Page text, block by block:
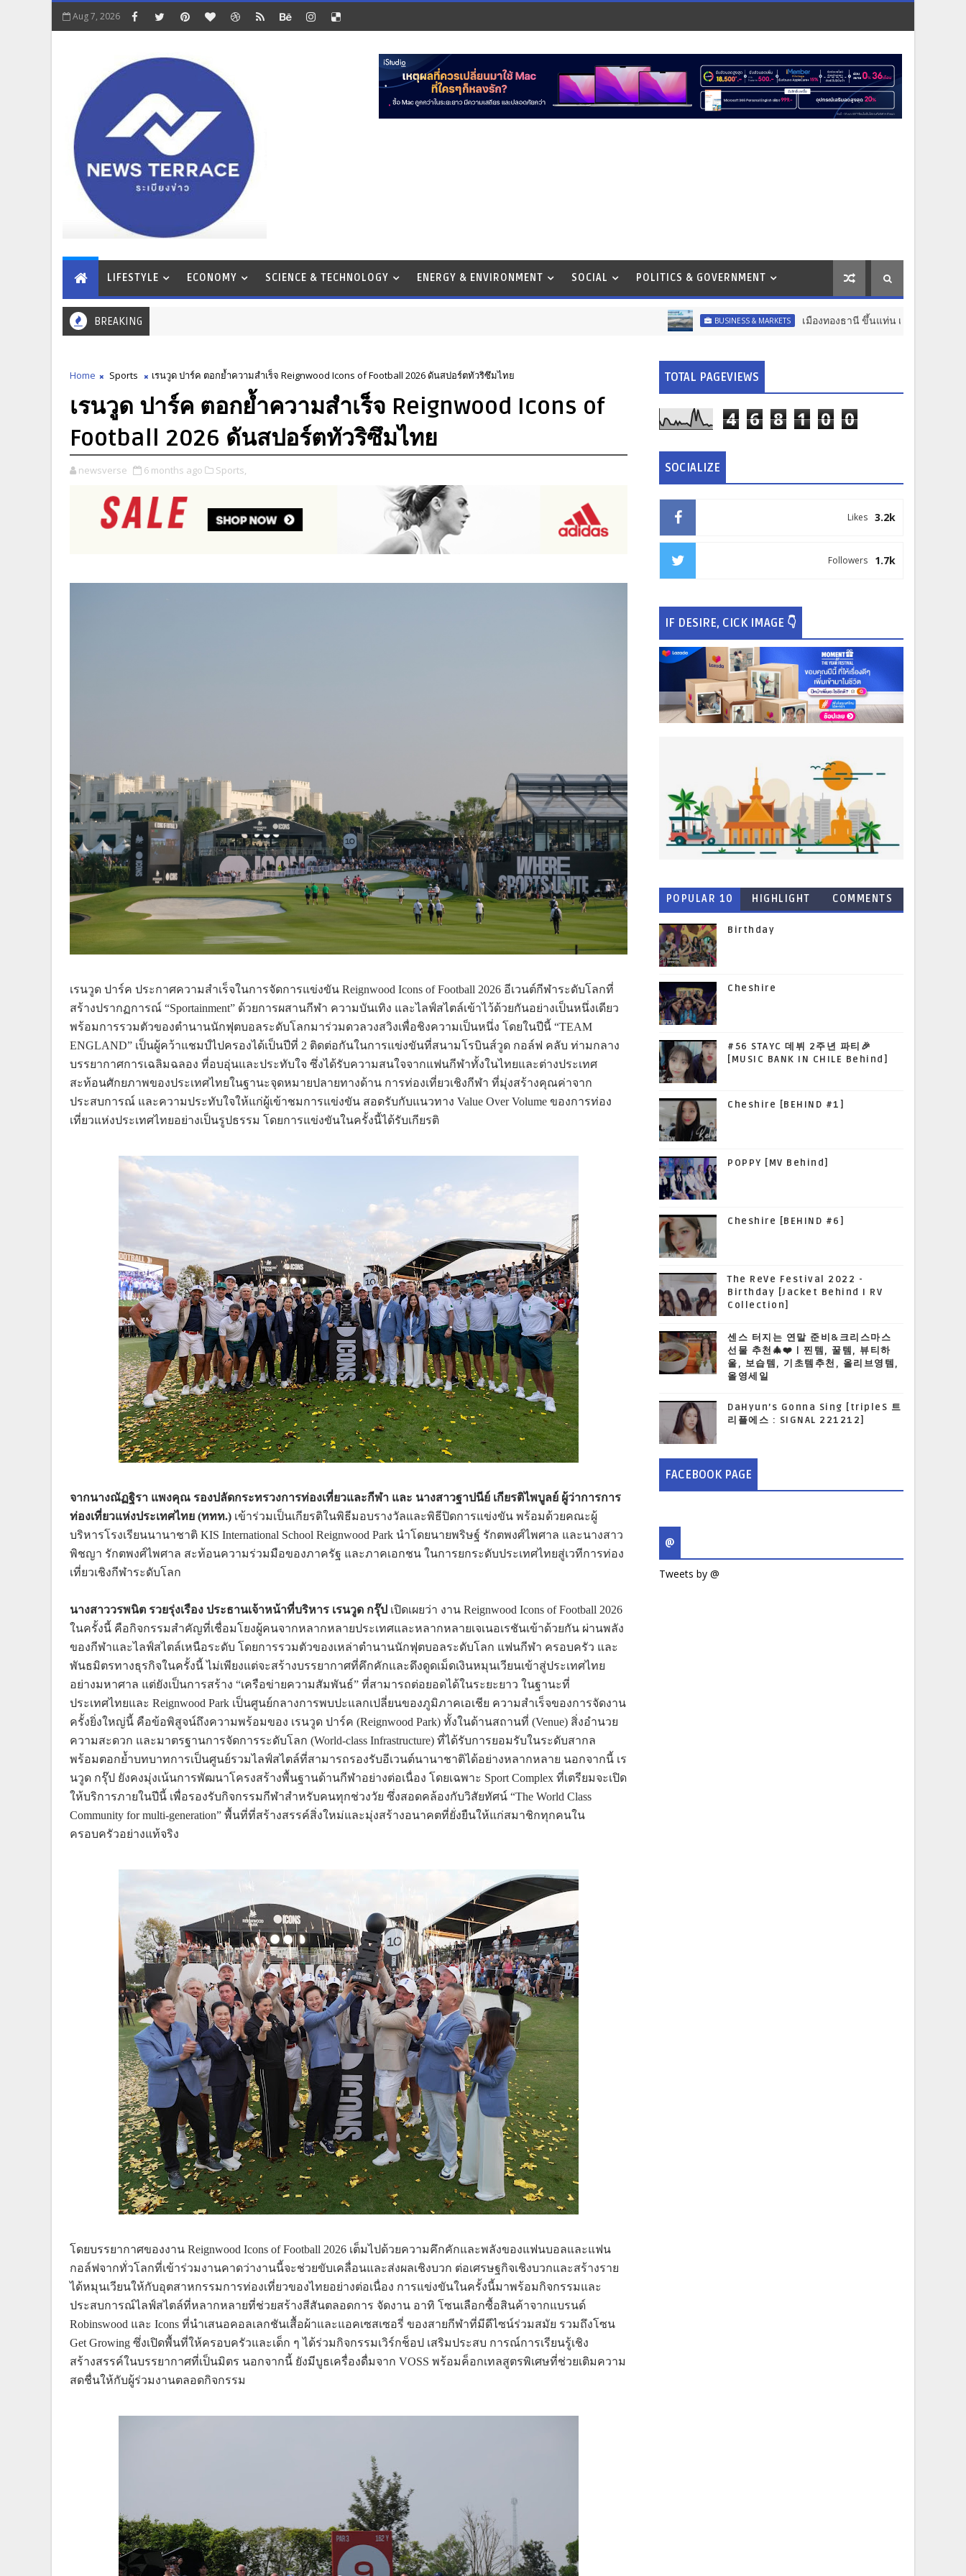
Aug 7, 2026
LIFESTYLE ECONOMY SCIENCE & TECHNOLOGY ENERGY & ENVIRONMENT SOCIAL POLITICS & GOVERNMENT
BREAKING BUSINESS & MARKETS เมืองทองธานี ขึ้นแท่น เขตส่งเสริมเมืองอัจฉริยะ
Home Sports เรนวูด ปาร์ค ตอกย้ำความสำเร็จ Reignwood Icons of Football 2026 ดันสปอร์ตทัวริซึมไทย
เรนวูด ปาร์ค ตอกย้ำความสำเร็จ Reignwood Icons of
Football 2026 ดันสปอร์ตทัวริซึมไทย
newsverse 6 months ago Sports,
เรนวูด ปาร์ค ประกาศความสำเร็จในการจัดการแข่งขัน Reignwood Icons of Football 2026 อีเวนต์กีฬาระดับโลกที่
สร้างปรากฏการณ์ “Sportainment” ด้วยการผสานกีฬา ความบันเทิง และไลฟ์สไตล์เข้าไว้ด้วยกันอย่างเป็นหนึ่งเดียว
พร้อมการรวมตัวของตำนานนักฟุตบอลระดับโลกมาร่วมดวลวงสวิงเพื่อชิงความเป็นหนึ่ง โดยในปีนี้ “TEAM
ENGLAND” เป็นผู้คว้าแชมป์ไปครองได้เป็นปีที่ 2 ติดต่อกันในการแข่งขันที่สนามโรบินส์วูด กอล์ฟ คลับ ท่ามกลาง
บรรยากาศการเฉลิมฉลอง ที่อบอุ่นและประทับใจ ซึ่งได้รับความสนใจจากแฟนกีฬาทั้งในไทยและต่างประเทศ
สะท้อนศักยภาพของประเทศไทยในฐานะจุดหมายปลายทางด้าน การท่องเที่ยวเชิงกีฬา ที่มุ่งสร้างคุณค่าจาก
ประสบการณ์ และความประทับใจให้แก่ผู้เข้าชมการแข่งขัน สอดรับกับแนวทาง Value Over Volume ของการท่อง
เที่ยวแห่งประเทศไทยอย่างเป็นรูปธรรม โดยการแข่งขันในครั้งนี้ได้รับเกียรติ
จากนางณัฏฐิรา แพงคุณ รองปลัดกระทรวงการท่องเที่ยวและกีฬา และ นางสาวฐาปนีย์ เกียรติไพบูลย์ ผู้ว่าการการ
ท่องเที่ยวแห่งประเทศไทย (ททท.) เข้าร่วมเป็นเกียรติในพิธีมอบรางวัลและพิธีปิดการแข่งขัน พร้อมด้วยคณะผู้
บริหารโรงเรียนนานาชาติ KIS International School Reignwood Park นำโดยนายพริษฐ์ รักตพงศ์ไพศาล และนางสาว
พิชญา รักตพงศ์ไพศาล สะท้อนความร่วมมือของภาครัฐ และภาคเอกชน ในการยกระดับประเทศไทยสู่เวทีการท่อง
เที่ยวเชิงกีฬาระดับโลก
นางสาววรพนิต รวยรุ่งเรือง ประธานเจ้าหน้าที่บริหาร เรนวูด กรุ๊ป เปิดเผยว่า งาน Reignwood Icons of Football 2026
ในครั้งนี้ คือกิจกรรมสำคัญที่เชื่อมโยงผู้คนจากหลากหลายประเทศและหลากหลายเจเนอเรชันเข้าด้วยกัน ผ่านพลัง
ของกีฬาและไลฟ์สไตล์เหนือระดับ โดยการรวมตัวของเหล่าตำนานนักฟุตบอลระดับโลก แฟนกีฬา ครอบครัว และ
พันธมิตรทางธุรกิจในครั้งนี้ ไม่เพียงแต่จะสร้างบรรยากาศที่คึกคักและดึงดูดเม็ดเงินหมุนเวียนเข้าสู่ประเทศไทย
อย่างมหาศาล แต่ยังเป็นการสร้าง “เครือข่ายความสัมพันธ์” ที่สามารถต่อยอดได้ในระยะยาว ในฐานะที่
ประเทศไทยและ Reignwood Park เป็นศูนย์กลางการพบปะแลกเปลี่ยนของภูมิภาคเอเชีย ความสำเร็จของการจัดงาน
ครั้งยิ่งใหญ่นี้ คือข้อพิสูจน์ถึงความพร้อมของ เรนวูด ปาร์ค (Reignwood Park) ทั้งในด้านสถานที่ (Venue) สิ่งอำนวย
ความสะดวก และมาตรฐานการจัดการระดับโลก (World-class Infrastructure) ที่ได้รับการยอมรับในระดับสากล
พร้อมตอกย้ำบทบาทการเป็นศูนย์รวมไลฟ์สไตล์ที่สามารถรองรับอีเวนต์นานาชาติได้อย่างหลากหลาย นอกจากนี้ เร
นวูด กรุ๊ป ยังคงมุ่งเน้นการพัฒนาโครงสร้างพื้นฐานด้านกีฬาอย่างต่อเนื่อง โดยเฉพาะ Sport Complex ที่เตรียมจะเปิด
ให้บริการภายในปีนี้ เพื่อรองรับกิจกรรมกีฬาสำหรับคนทุกช่วงวัย ซึ่งสอดคล้องกับวิสัยทัศน์ “The World Class
Community for multi-generation” พื้นที่ที่สร้างสรรค์สิ่งใหม่และมุ่งสร้างอนาคตที่ยั่งยืนให้แก่สมาชิกทุกคนใน
ครอบครัวอย่างแท้จริง
โดยบรรยากาศของงาน Reignwood Icons of Football 2026 เต็มไปด้วยความคึกคักและพลังของแฟนบอลและแฟน
กอล์ฟจากทั่วโลกที่เข้าร่วมงานคาดว่างานนี้จะช่วยขับเคลื่อนและส่งผลเชิงบวก ต่อเศรษฐกิจเชิงบวกและสร้างราย
ได้หมุนเวียนให้กับอุตสาหกรรมการท่องเที่ยวของไทยอย่างต่อเนื่อง การแข่งขันในครั้งนี้มาพร้อมกิจกรรมและ
ประสบการณ์ไลฟ์สไตล์ที่หลากหลายที่ช่วยสร้างสีสันตลอดการ จัดงาน อาทิ โซนเลือกซื้อสินค้าจากแบรนด์
Robinswood และ Icons ที่นำเสนอคอลเลกชันเสื้อผ้าและแอคเซสเซอรี่ ของสายกีฬาที่มีดีไซน์ร่วมสมัย รวมถึงโซน
Get Growing ซึ่งเปิดพื้นที่ให้ครอบครัวและเด็ก ๆ ได้ร่วมกิจกรรมเวิร์กช็อป เสริมประสบ การณ์การเรียนรู้เชิง
สร้างสรรค์ในบรรยากาศที่เป็นมิตร นอกจากนี้ ยังมีบูธเครื่องดื่มจาก VOSS พร้อมค็อกเทลสูตรพิเศษที่ช่วยเติมความ
สดชื่นให้กับผู้ร่วมงานตลอดกิจกรรม
TOTAL PAGEVIEWS
4 6 8 1 0 0
SOCIALIZE
3.2k
Likes
1.7k
Followers
IF DESIRE, CICK IMAGE 👇
POPULAR 10
HIGHLIGHT
COMMENTS
Birthday
Cheshire
#56 STAYC 데뷔 2주년 파티🎉
[MUSIC BANK IN CHILE Behind]
Cheshire [BEHIND #1]
POPPY [MV Behind]
Cheshire [BEHIND #6]
The ReVe Festival 2022 -
Birthday [Jacket Behind I RV
Collection]
센스 터지는 연말 준비&크리스마스
선물 추천🎄❤️ | 찐템, 꿀템, 뷰티하
울, 보습템, 기초템추천, 올리브영템,
올영세일
DaHyun’s Gonna Sing [tripleS 트
리플에스 : SIGNAL 221212]
FACEBOOK PAGE
@
Tweets by @